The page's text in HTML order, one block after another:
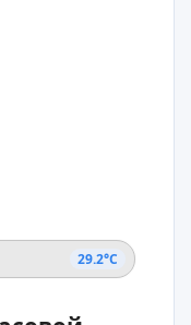
29.2°C